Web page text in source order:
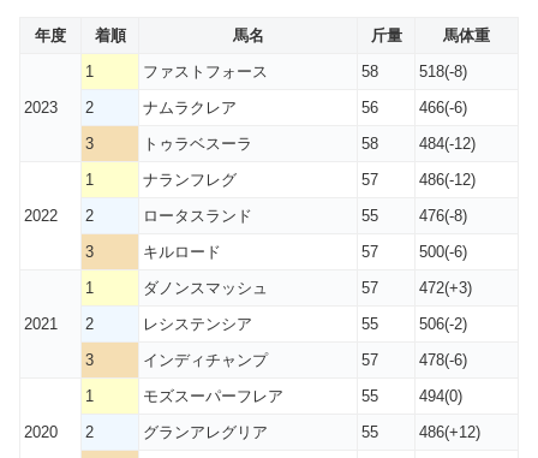
年度 着順 馬名 斤量 馬体重
2023
1 ファストフォース 58
518(-8)
2
ナムラクレア 56
466(-6)
3
トゥラベスーラ 58 484(-12)
2022
1 ナランフレグ 57
486(-12)
2
ロータスランド 55
476(-8)
3
キルロード 57 500(-6)
2021
1 ダノンスマッシュ 57
472(+3)
2
レシステンシア 55
506(-2)
3
インディチャンプ 57 478(-6)
2020
1 モズスーパーフレア 55
494(0)
2
グランアレグリア 55
486(+12)